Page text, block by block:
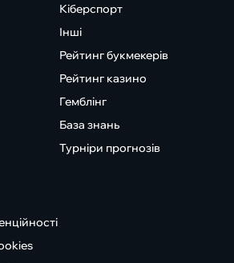
Кіберспорт
Інші
Рейтинг букмекерів
Рейтинг казино
Гемблінг
База знань
Турніри прогнозів